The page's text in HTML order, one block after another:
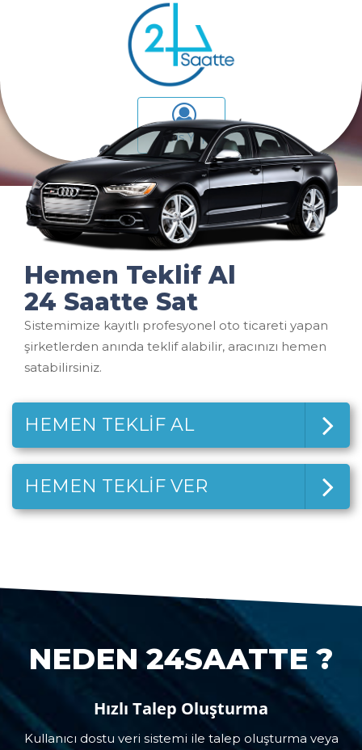
Giriş Yap
Hemen Teklif Al
24 Saatte Sat
Sistemimize kayıtlı profesyonel oto ticareti yapan
şirketlerden anında teklif alabilir, aracınızı hemen
satabilirsiniz.
HEMEN TEKLİF AL
HEMEN TEKLİF VER
NEDEN 24SAATTE ?
Hızlı Talep Oluşturma
Kullanıcı dostu veri sistemi ile talep oluşturma veya